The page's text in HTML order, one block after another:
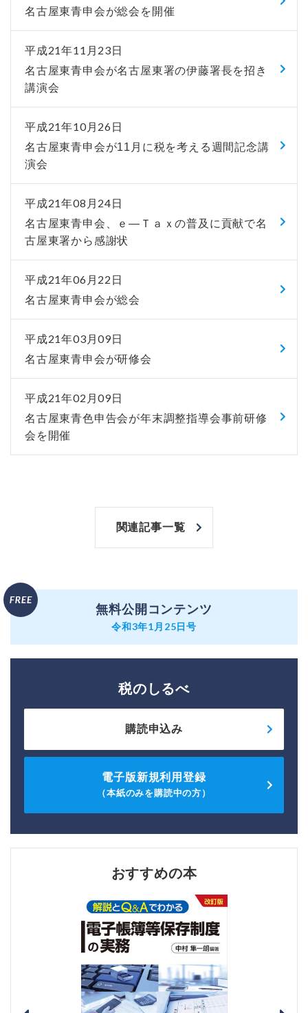
名古屋東青申会が総会を開催
平成21年11月23日
名古屋東青申会が名古屋東署の伊藤署長を招き
講演会
平成21年10月26日
名古屋東青申会が11月に税を考える週間記念講
演会
平成21年08月24日
名古屋東青申会、ｅ―Ｔａｘの普及に貢献で名
古屋東署から感謝状
平成21年06月22日
名古屋東青申会が総会
平成21年03月09日
名古屋東青申会が研修会
平成21年02月09日
名古屋東青色申告会が年末調整指導会事前研修
会を開催
関連記事一覧
無料公開コンテンツ
令和3年1月25日号
税のしるべ
購読申込み
電子版新規利用登録
（本紙のみを購読中の方）
おすすめの本